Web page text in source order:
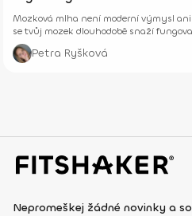
Mozková mlha není moderní výmysl
se tvůj mozek dlouhodobě snaží
biologické limity.
Petra Ryšková
Nepromeškej žádné novinky a